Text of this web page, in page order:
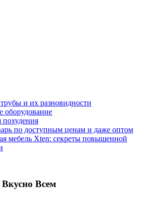
и их разновидности
оборудование
похудения
по доступным ценам и даже оптом
мебель Xten: секреты повышенной
Всем